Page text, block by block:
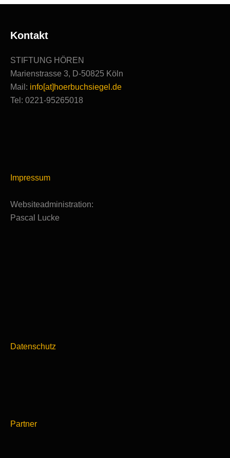
Kontakt
STIFTUNG HÖREN
Marienstrasse 3, D-50825 Köln
Mail: info[at]hoerbuchsiegel.de
Tel: 0221-95265018
Impressum
Websiteadministration:
Pascal Lucke
Datenschutz
Partner